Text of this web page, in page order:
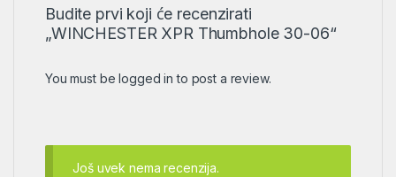
Budite prvi koji će recenzirati
„WINCHESTER XPR Thumbhole 30-06“
You must belogged in to post a review.
Još uvek nema recenzija.